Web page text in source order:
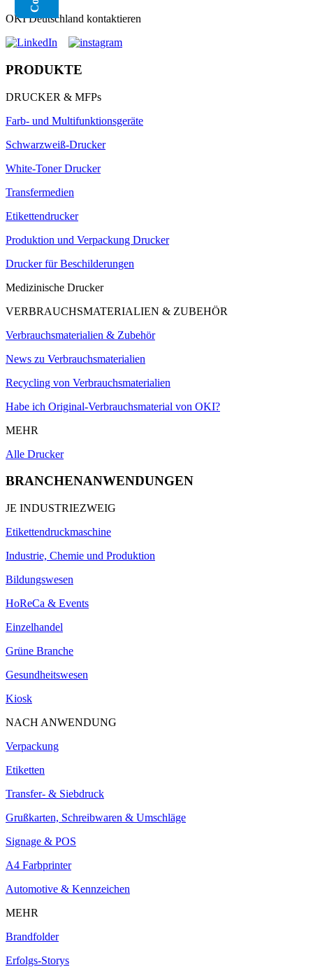
OKI Deutschland kontaktieren
PRODUKTE
DRUCKER & MFPs
Farb- und Multifunktionsgeräte
Schwarzweiß-Drucker
White-Toner Drucker
Transfermedien
Etikettendrucker
Produktion und Verpackung Drucker
Drucker für Beschilderungen
Medizinische Drucker
VERBRAUCHSMATERIALIEN & ZUBEHÖR
Verbrauchsmaterialien & Zubehör
News zu Verbrauchsmaterialien
Recycling von Verbrauchsmaterialien
Habe ich Original-Verbrauchsmaterial von OKI?
MEHR
Alle Drucker
BRANCHENANWENDUNGEN
JE INDUSTRIEZWEIG
Etikettendruckmaschine
Industrie, Chemie und Produktion
Bildungswesen
HoReCa & Events
Einzelhandel
Grüne Branche
Gesundheitswesen
Kiosk
NACH ANWENDUNG
Verpackung
Etiketten
Transfer- & Siebdruck
Grußkarten, Schreibwaren & Umschläge
Signage & POS
A4 Farbprinter
Automotive & Kennzeichen
MEHR
Brandfolder
Erfolgs-Storys